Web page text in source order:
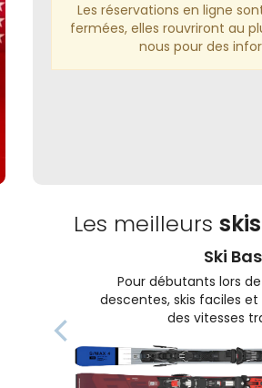
Les réservations en ligne
fermées, elles rouvriront au
nous pour des
Les meilleurs
Ski
Pour débutants lors
descentes, skis faciles
des vitesses